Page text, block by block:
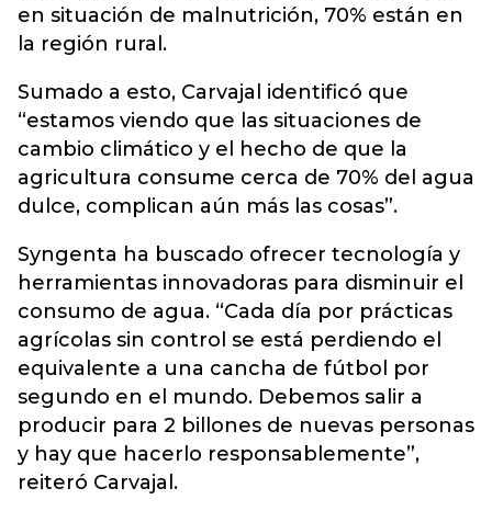
en situación de malnutrición, 70% están en
la región rural.
Sumado a esto, Carvajal identificó que
“estamos viendo que las situaciones de
cambio climático y el hecho de que la
agricultura consume cerca de 70% del agua
dulce, complican aún más las cosas”.
Syngenta ha buscado ofrecer tecnología y
herramientas innovadoras para disminuir el
consumo de agua. “Cada día por prácticas
agrícolas sin control se está perdiendo el
equivalente a una cancha de fútbol por
segundo en el mundo. Debemos salir a
producir para 2 billones de nuevas personas
y hay que hacerlo responsablemente”,
reiteró Carvajal.